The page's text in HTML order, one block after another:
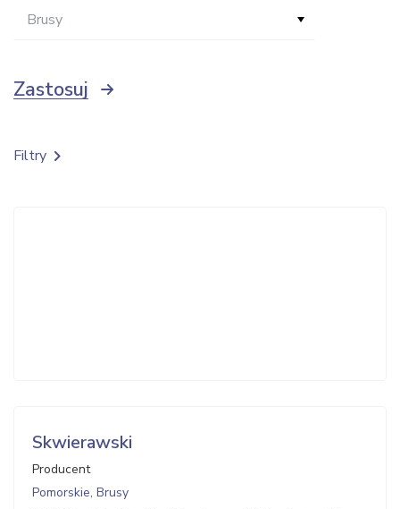
Brusy
Zastosuj
Skwierawski
Producent
Pomorskie, Brusy
Filtry